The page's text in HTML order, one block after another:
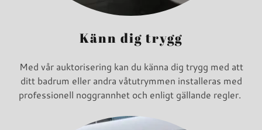
Känn dig trygg
Med vår auktorisering kan du känna dig trygg med att
ditt badrum eller andra våtutrymmen installeras med
professionell noggrannhet och enligt gällande regler.